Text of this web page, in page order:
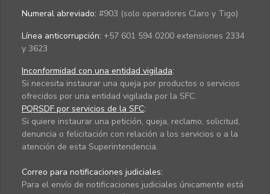
Numeral abreviado: #903 (solo operadores Claro y Tigo)
Línea anticorrupción: +57 601 594 0200 extensiones 2334
y 3623
Inconformidad con una entidad vigilada:
Si necesita instaurar una queja por productos o servicios
ofrecidos por una entidad vigilada por la SFC.
PQRSDF por servicios de la SFC:
Si quiere instaurar una petición, queja, reclamo, solicitud,
denuncia o felicitación con relación a los servicios o a la
atención de esta Superintendencia.
Correo para notificaciones judiciales:
Para el envío de notificaciones judiciales únicamente está